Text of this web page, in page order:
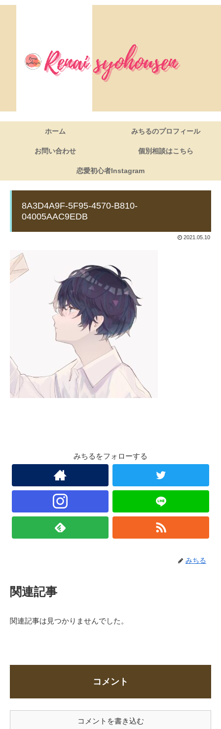
ホーム みちるのプロフィール
お問い合わせ 個別相談はこちら
恋愛初心者Instagram
8A3D4A9F-5F95-4570-B810-
04005AAC9EDB
2021.05.10
みちるをフォローする
みちる
関連記事
関連記事は見つかりませんでした。
コメント
コメントを書き込む